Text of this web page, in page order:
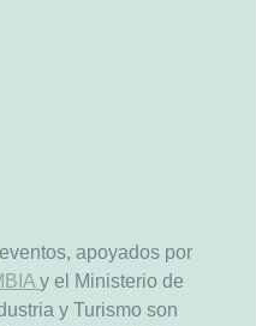
apoyados por
y el Ministerio de
y Turismo son